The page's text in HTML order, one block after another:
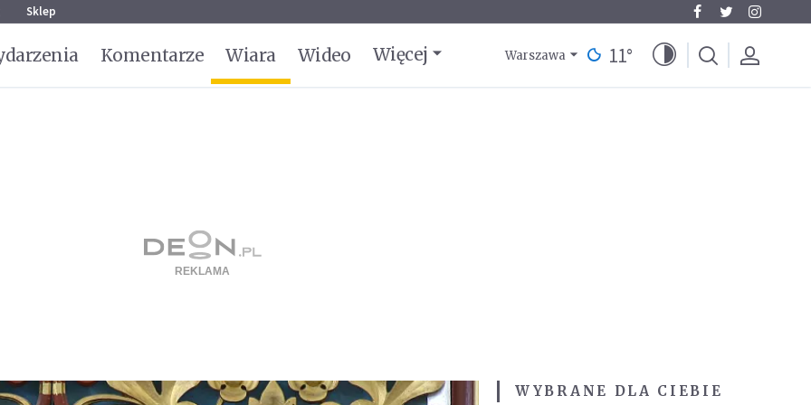
Sklep
Komentarze Wiara Wideo Więcej Warszawa 11°
WYBRANE DLA CIEBIE